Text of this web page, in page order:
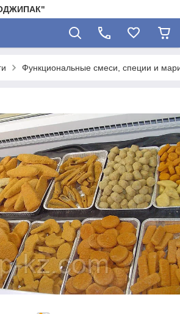
Функциональные смеси, специи и